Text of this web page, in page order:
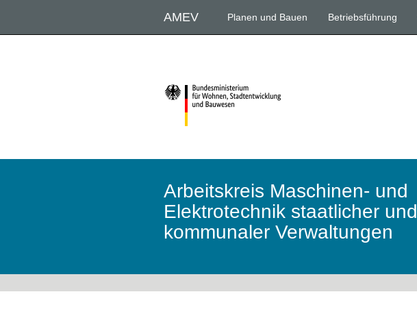
AMEV Planen und Bauen Betriebsführung
Arbeitskreis Maschinen- und
Elektrotechnik staatlicher und
kommunaler Verwaltungen